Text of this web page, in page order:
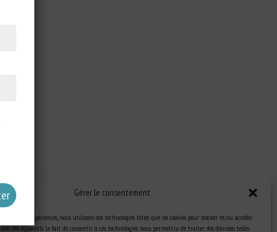
Gérer le consentement
meilleures expériences, nous utilisons des technologies telles que les cookies pour stocker et/ou accéder
des appareils. Le fait de consentir à ces technologies nous permettra de traiter des données telles